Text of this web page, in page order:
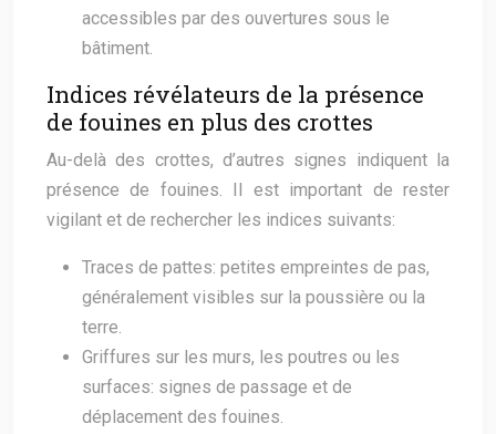
accessibles par des ouvertures sous le
bâtiment.
Indices révélateurs de la présence
de fouines en plus des crottes
Au-delà des crottes, d’autres signes indiquent la
présence de fouines. Il est important de rester
vigilant et de rechercher les indices suivants:
Traces de pattes: petites empreintes de pas,
généralement visibles sur la poussière ou la
terre.
Griffures sur les murs, les poutres ou les
surfaces: signes de passage et de
déplacement des fouines.